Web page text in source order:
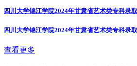
四川大学锦江学院2024年甘肃省艺术类专科录
四川大学锦江学院2024年甘肃省艺术类专科录
查看更多